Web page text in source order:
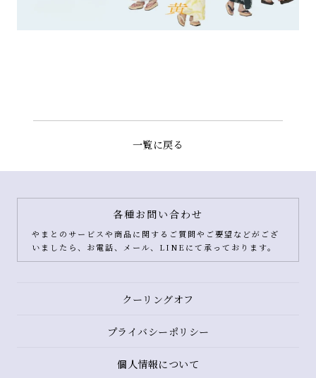
一覧に戻る
各種お問い合わせ
やまとのサービスや商品に関するご質問やご要望などがござ
いましたら、お電話、メール、LINEにて承っております。
クーリングオフ
プライバシーポリシー
個人情報について